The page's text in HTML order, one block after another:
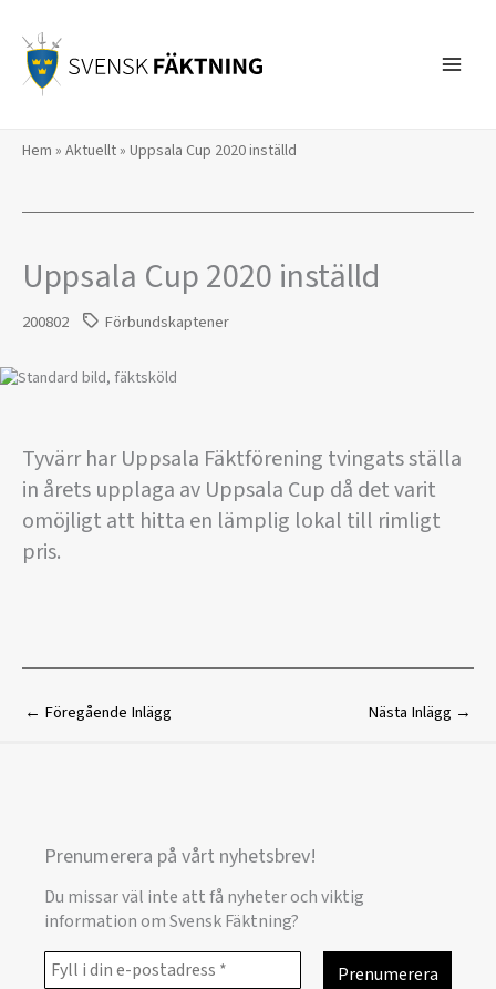
innehåll
Hem » Aktuellt» Uppsala Cup 2020 inställd
Uppsala Cup 2020 inställd
200802 Förbundskaptener
Tyvärr har Uppsala Fäktförening tvingats ställa
in årets upplaga av Uppsala Cup då det varit
omöjligt att hitta en lämplig lokal till rimligt
pris.
← Föregående Inlägg Nästa Inlägg →
Prenumerera på vårt nyhetsbrev!
Du missar väl inte att få nyheter och viktig
information om Svensk Fäktning?